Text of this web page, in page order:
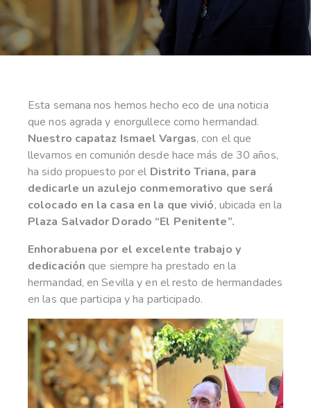
Esta semana nos hemos hecho eco de una noticia
que nos agrada y enorgullece como hermandad.
Nuestro capataz Ismael Vargas, con el que
llevamos en comunión desde hace más de 30 años,
ha sido propuesto por el Distrito Triana, para
dedicarle un azulejo conmemorativo que será
colocado en la casa en la que vivió, ubicada en la
Plaza Salvador Dorado “El Penitente”.
Enhorabuena por el excelente trabajo y
dedicaciónque siempre ha prestado en la
hermandad, en Sevilla y en el resto de hermandades
en las que participa y ha participado.